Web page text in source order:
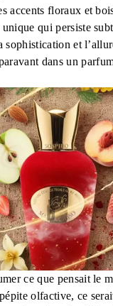
accents floraux et
qui persiste
sophistication et
dans un
ce que pensait le
olfactive, ce